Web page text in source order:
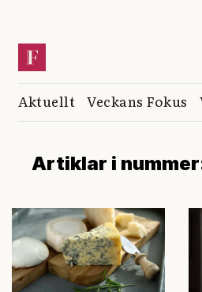
Aktuellt Veckans Fokus
Artiklar i